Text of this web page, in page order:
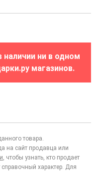
наличии ни в одном
магазинов.
товара.
на сайт продавца или
, чтобы узнать, кто продает
характер. Для